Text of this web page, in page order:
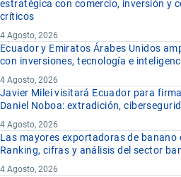
estratégica con comercio, inversión y
críticos
4 Agosto, 2026
Ecuador y Emiratos Árabes Unidos
con inversiones, tecnología e
4 Agosto, 2026
Javier Milei visitará Ecuador para
Daniel Noboa: extradición,
4 Agosto, 2026
Las mayores exportadoras de banano
Ranking, cifras y análisis del sector
4 Agosto, 2026